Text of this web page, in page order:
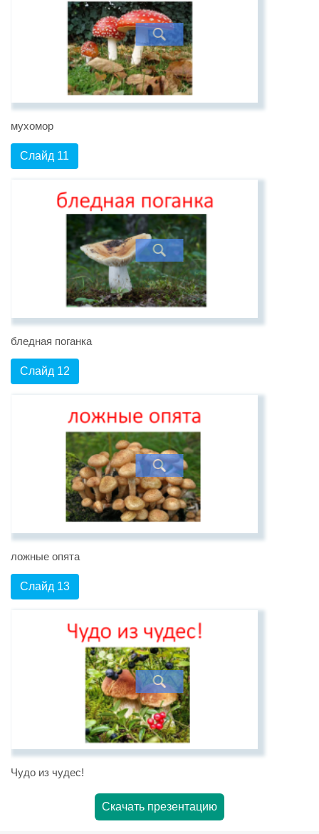
мухомор
Слайд 11
бледная поганка
Слайд 12
ложные опята
Слайд 13
Чудо из чудес!
Скачать презентацию